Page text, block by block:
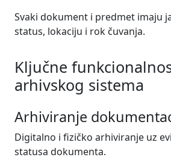
Svaki dokument i predmet imaju
status, lokaciju i rok čuvanja.
Ključne
arhivskog sistema
Arhiviranje
Digitalno i fizičko arhiviranje uz
statusa dokumenta.